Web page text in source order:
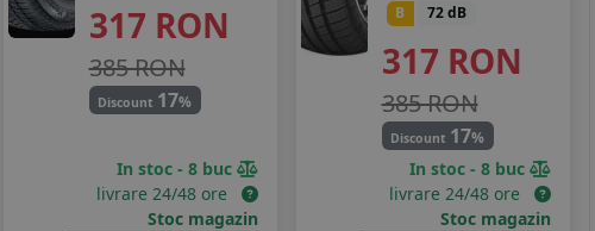
317 RON
385 RON
Discount 17%
In stoc - 8 buc
livrare 24/48 ore
Stoc magazin
B 72 dB
317 RON
385 RON
Discount 17%
In stoc - 8 buc
livrare 24/48 ore
Stoc magazin